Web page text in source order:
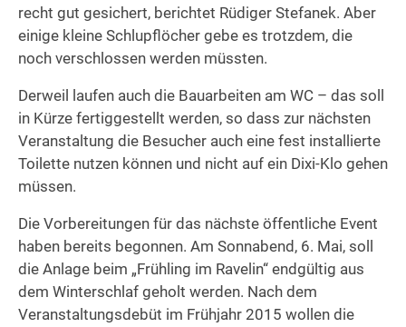
recht gut gesichert, berichtet Rüdiger Stefanek. Aber
einige kleine Schlupflöcher gebe es trotzdem, die
noch verschlossen werden müssten.
Derweil laufen auch die Bauarbeiten am WC – das soll
in Kürze fertiggestellt werden, so dass zur nächsten
Veranstaltung die Besucher auch eine fest installierte
Toilette nutzen können und nicht auf ein Dixi-Klo gehen
müssen.
Die Vorbereitungen für das nächste öffentliche Event
haben bereits begonnen. Am Sonnabend, 6. Mai, soll
die Anlage beim „Frühling im Ravelin“ endgültig aus
dem Winterschlaf geholt werden. Nach dem
Veranstaltungsdebüt im Frühjahr 2015 wollen die